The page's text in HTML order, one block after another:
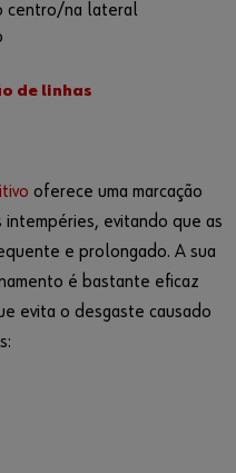
centro/na lateral
de linhas
oferece uma marcação
evitando que as
e prolongado. A sua
é bastante eficaz
evita o desgaste causado